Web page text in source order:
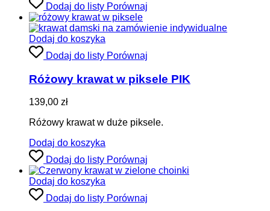
Dodaj do listy Porównaj
Dodaj do koszyka
Dodaj do listy Porównaj
Różowy krawat w piksele PIK
139,00 zł
Różowy krawat w duże piksele.
Dodaj do koszyka
Dodaj do listy Porównaj
Dodaj do koszyka
Dodaj do listy Porównaj